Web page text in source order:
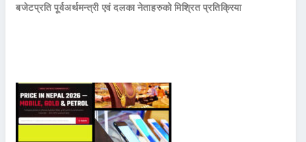
बजेटप्रति पूर्वअर्थमन्त्री एवं दलका नेताहरुको मिश्रित प्रतिक्रिया